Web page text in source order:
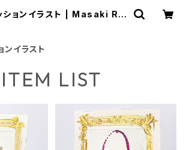
ションイラスト | Masaki Ry
ンイラスト
ITEM LIST